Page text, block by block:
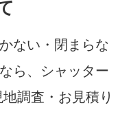
ない・閉まらな
ら、シャッター
調査・お見積り